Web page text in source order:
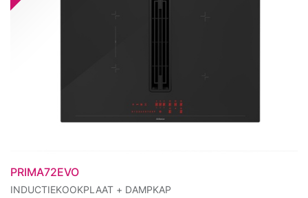
PRIMA72EVO
INDUCTIEKOOKPLAAT + DAMPKAP